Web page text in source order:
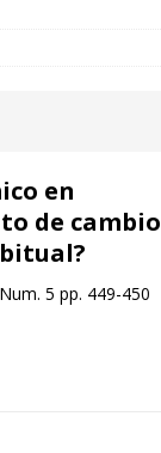
en
de cambio
5 pp. 449-450